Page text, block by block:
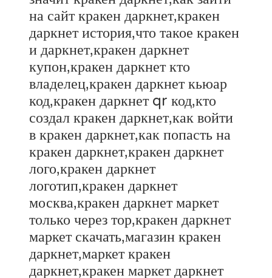
на сайт кракен даркнет,кракен
даркнет история,что такое кракен
и даркнет,кракен даркнет
купон,кракен даркнет кто
владелец,кракен даркнет кьюар
код,кракен даркнет qr код,кто
создал кракен даркнет,как войти
в кракен даркнет,как попасть на
кракен даркнет,кракен даркнет
лого,кракен даркнет
логотип,кракен даркнет
москва,кракен даркнет маркет
только через тор,кракен даркнет
маркет скачать,магазин кракен
даркнет,маркет кракен
даркнет,кракен маркет даркнет